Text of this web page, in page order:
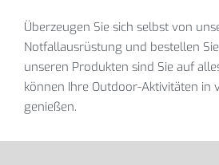
Überzeugen Sie sich selbst von
Notfallausrüstung und bestellen
unseren Produkten sind Sie auf
können Ihre Outdoor-Aktivitäten in
genießen.